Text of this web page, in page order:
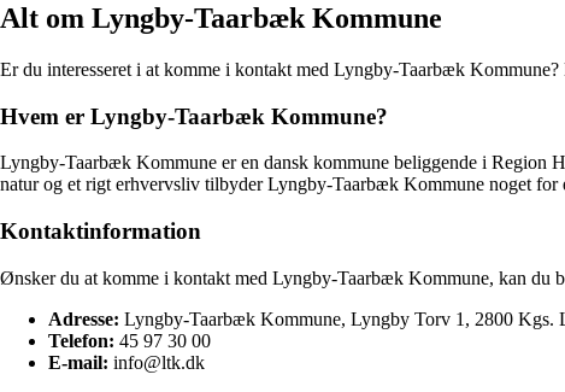
Alt om Lyngby-Taarbæk Kommune
Er du interesseret i at komme i kontakt med Lyngby-Taarbæk
Hvem er Lyngby-Taarbæk Kommune?
Lyngby-Taarbæk Kommune er en dansk kommune beliggende i Region
natur og et rigt erhvervsliv tilbyder Lyngby-Taarbæk Kommune noget for
Kontaktinformation
Ønsker du at komme i kontakt med Lyngby-Taarbæk Kommune, kan du
Adresse: Lyngby-Taarbæk Kommune, Lyngby Torv 1, 2800 Kgs.
Telefon: 45 97 30 00
E-mail: info@ltk.dk